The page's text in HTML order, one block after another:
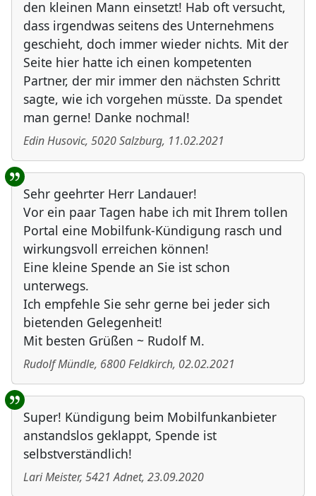
den kleinen Mann einsetzt! Hab oft versucht,
dass irgendwas seitens des Unternehmens
geschieht, doch immer wieder nichts. Mit der
Seite hier hatte ich einen kompetenten
Partner, der mir immer den nächsten Schritt
sagte, wie ich vorgehen müsste. Da spendet
man gerne! Danke nochmal!
Edin Husovic, 5020Salzburg, 11.02.2021
Sehr geehrter Herr Landauer!
Vor ein paar Tagen habe ich mit Ihrem tollen
Portal eine Mobilfunk-Kündigung rasch und
wirkungsvoll erreichen können!
Eine kleine Spende an Sie ist schon
unterwegs.
Ich empfehle Sie sehr gerne bei jeder sich
bietenden Gelegenheit!
Mit besten Grüßen ~ Rudolf M.
Rudolf Mündle, 6800Feldkirch, 02.02.2021
Super! Kündigung beim Mobilfunkanbieter
anstandslos geklappt, Spende ist
selbstverständlich!
Lari Meister, 5421 Adnet, 23.09.2020